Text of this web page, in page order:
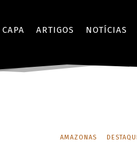
CAPA ARTIGOS NOTÍCIAS
AMAZONAS